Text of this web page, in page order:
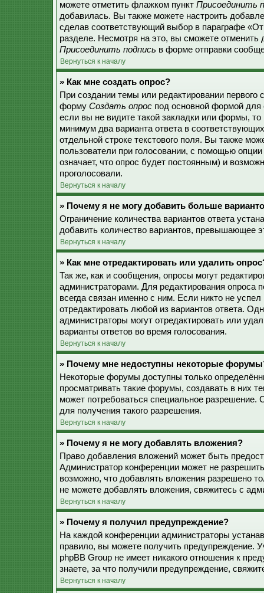
можете отметить флажком пункт Присоединить
добавилась. Вы также можете настроить
сделав соответствующий выбор в параграфе
разделе. Несмотря на это, вы сможете
Присоединить подпись в форме отправки
Вернуться к началу
» Как мне создать опрос?
При создании темы или редактировании
форму Создать опрос под основной формой для
если вы не видите такой закладки или формы,
минимум два варианта ответа в
отдельной строке текстового поля. Вы также
пользователи при голосовании, с помощью
означает, что опрос будет постоянным) и
проголосовали.
Вернуться к началу
» Почему я не могу добавить больше
Ограничение количества вариантов ответа
добавить количество вариантов, превышающее
Вернуться к началу
» Как мне отредактировать или удалить
Так же, как и сообщения, опросы могут
администраторами. Для редактирования опроса
всегда связан именно с ним. Если никто не
отредактировать любой из вариантов ответа.
администраторы могут отредактировать или
варианты ответов во время голосования.
Вернуться к началу
» Почему мне недоступны некоторые
Некоторые форумы доступны только
просматривать такие форумы, создавать в них
может потребоваться специальное
для получения такого разрешения.
Вернуться к началу
» Почему я не могу добавлять вложения?
Право добавления вложений может быть
Администратор конференции может не
возможно, что добавлять вложения разрешено
не можете добавлять вложения, свяжитесь с
Вернуться к началу
» Почему я получил предупреждение?
На каждой конференции администраторы
правило, вы можете получить предупреждение.
phpBB Group не имеет никакого отношения к
знаете, за что получили предупреждение,
Вернуться к началу